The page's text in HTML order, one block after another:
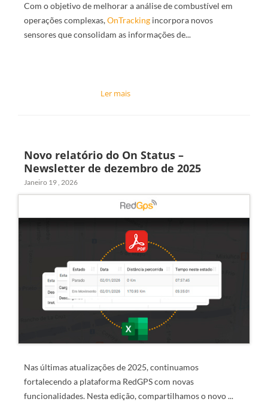
Com o objetivo de melhorar a análise de combustível em
operações complexas,OnTracking incorpora novos
sensores que consolidam as informações de...
Novo relatório do On Status –
Newsletter de dezembro de 2025
Janeiro 19 , 2026
Nas últimas atualizações de 2025, continuamos
fortalecendo a plataforma RedGPS com novas
funcionalidades. Nesta edição, compartilhamos o novo...